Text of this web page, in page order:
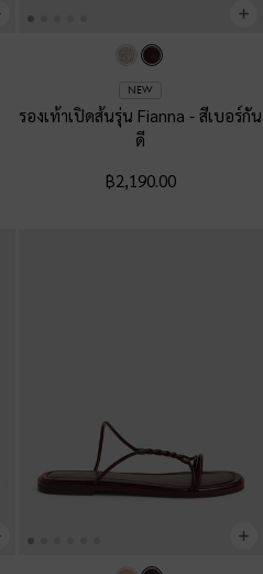
NEW
รองเท้าเปิดส้นรุ่น Fianna-สีเบอร์กัน
ดี
฿2,190.00